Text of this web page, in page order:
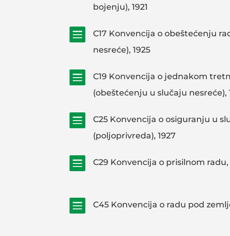
bojenju), 1921

C17 Konvencija o obeštećenju
nesreće), 1925

C19 Konvencija o jednakom
(obeštećenju u slučaju nesreće),

C25 Konvencija o osiguranju u
(poljoprivreda), 1927
 C29 Konvencija o prisilnom radu,
 C45 Konvencija o radu pod